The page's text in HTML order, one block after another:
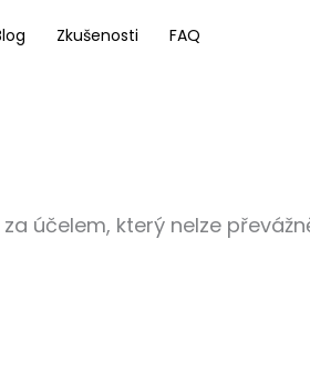
Zkušenosti FAQ
účelem, který nelze